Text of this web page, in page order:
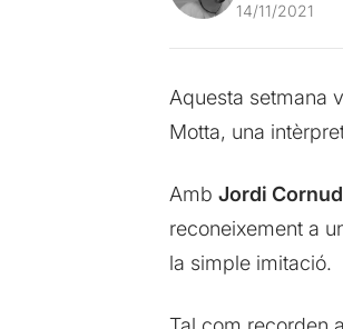
14/11/2021
Aquesta setmana
Motta, una
Amb Jordi
reconeixement a
la simple imitació.